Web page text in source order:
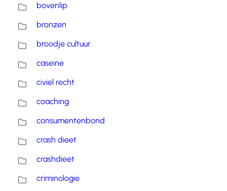
bovenlip
bronzen
broodje cultuur
caseine
civiel recht
coaching
consumentenbond
crash dieet
crashdieet
criminologie